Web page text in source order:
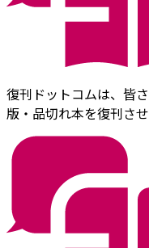
復刊ドットコムは、皆
版・品切れ本を復刊させ